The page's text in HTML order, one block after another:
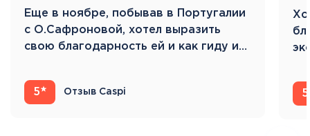
Eще в ноябре, побывав в Португалии
с О.Сафроновой, хотел выразить
свою благодарность ей и как гиду и…
5 Отзыв Caspi 5